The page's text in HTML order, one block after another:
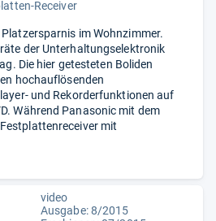
Receiver
im Wohnzimmer.
der Unterhaltungselektronik
Die hier getesteten Boliden
hochauflösenden
und Rekorderfunktionen auf
Während Panasonic mit dem
mit
video
Ausgabe: 8/2015